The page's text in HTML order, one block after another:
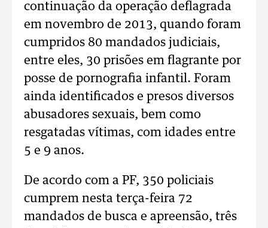
continuação da operação deflagrada
em novembro de 2013, quando foram
cumpridos 80 mandados judiciais,
entre eles, 30 prisões em flagrante por
posse de pornografia infantil. Foram
ainda identificados e presos diversos
abusadores sexuais, bem como
resgatadas vítimas, com idades entre
5 e 9 anos.
De acordo com a PF, 350 policiais
cumprem nesta terça-feira 72
mandados de busca e apreensão, três